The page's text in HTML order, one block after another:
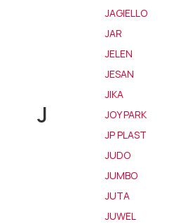
J
JAGIELLO
JAR
JELEN
JESAN
JIKA
JOY PARK
JP PLAST
JUDO
JUMBO
JUTA
JUWEL